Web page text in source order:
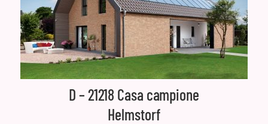
D – 21218 Casa campione
Helmstorf